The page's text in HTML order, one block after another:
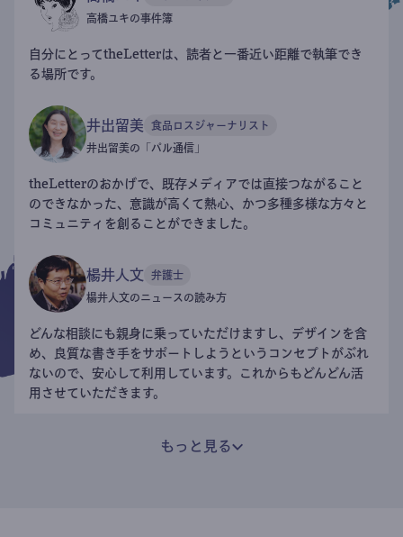
高橋ユキの事件簿
自分にとってtheLetterは、読者と一番近い距離で執筆でき
る場所です。
井出留美 食品ロスジャーナリスト
井出留美の「パル通信」
theLetterのおかげで、既存メディアでは直接つながること
のできなかった、意識が高くて熱心、かつ多種多様な方々と
コミュニティを創ることができました。
楊井人文 弁護士
楊井人文のニュースの読み方
どんな相談にも親身に乗っていただけますし、デザインを含
め、良質な書き手をサポートしようというコンセプトがぶれ
ないので、安心して利用しています。これからもどんどん活
用させていただきます。
もっと見る